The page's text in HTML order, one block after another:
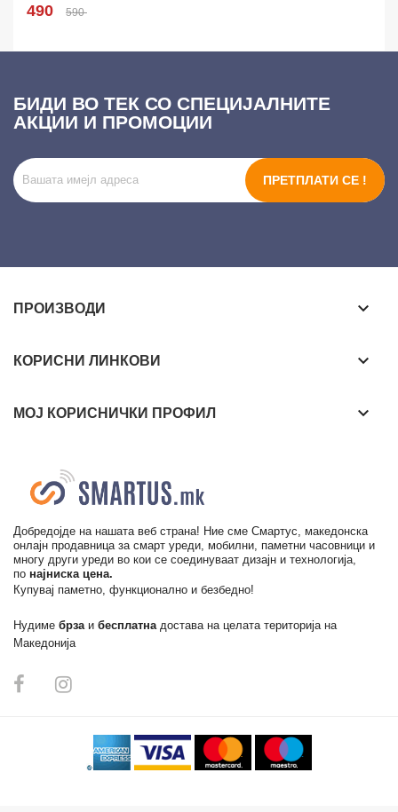
490 590
БИДИ ВО ТЕК СО СПЕЦИЈАЛНИТЕ
АКЦИИ И ПРОМОЦИИ
ПРЕТПЛАТИ СЕ !
ПРОИЗВОДИ keyboard_arrow_down
КОРИСНИ ЛИНКОВИ keyboard_arrow_down
МОЈ КОРИСНИЧКИ ПРОФИЛ keyboard_arrow_down
Добредојде на нашата веб страна! Ние сме Смартус, македонска
онлајн продавница за смарт уреди, мобилни, паметни часовници и
многу други уреди во кои се соединуваат дизајн и технологија,
по најниска цена.
Купувај паметно, функционално и безбедно!
Нудиме брза и бесплатна достава на целата територија на
Македонија